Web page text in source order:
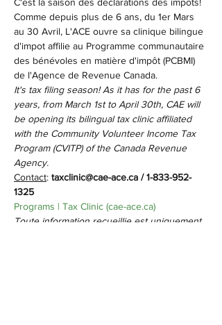
Comme depuis plus de 6 ans, du 1er Mars
au 30 Avril, L'ACE ouvre sa clinique bilingue
d'impot affilie au Programme communautaire
des bénévoles en matière d'impôt (PCBMI)
de l'Agence de Revenue Canada.
It's tax filing season! As it has for the past 6
years, from March 1st to April 30th, CAE will
be opening its bilingual tax clinic affiliated
with the Community Volunteer Income Tax
Program (CVITP) of the Canada Revenue
Agency.
Contact: taxclinic@cae-ace.ca / 1-833-952-
1325
Programs | Tax Clinic (cae-ace.ca)
Toute information recueillie est uniquement